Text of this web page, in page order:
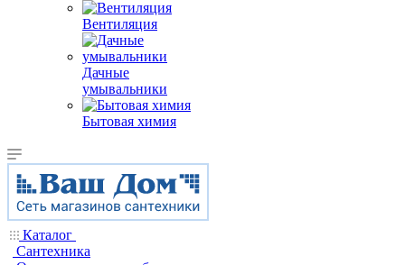
Вентиляция
Дачные
умывальники
Бытовая химия
Каталог
Сантехника